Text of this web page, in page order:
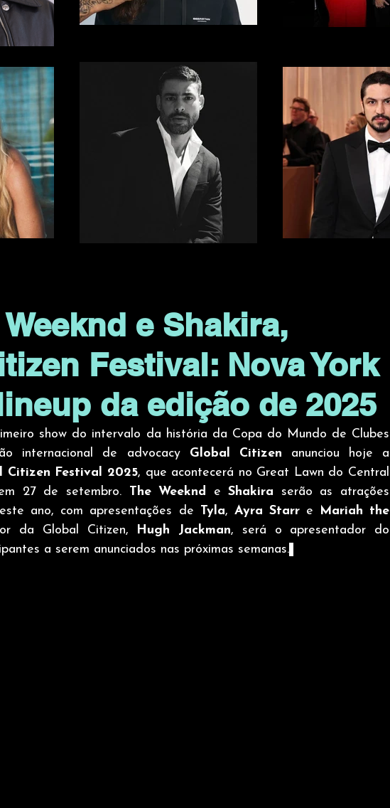
e Shakira,
Festival: Nova York
da edição de 2025
show do intervalo da história da Copa do Mundo de Clubes
internacional de advocacy Global Citizen anunciou hoje a
Citizen Festival 2025, que acontecerá no Great Lawn do Central
27 de setembro. The Weeknd e Shakira serão as atrações
ano, com apresentações de Tyla, Ayra Starr e
Mariah the
da Global Citizen, Hugh Jackman, será o apresentador do
a serem anunciados nas próximas semanas.